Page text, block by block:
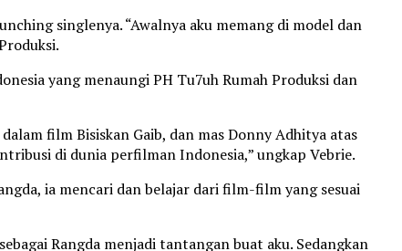
singlenya. “Awalnya aku memang di model dan
yang menaungi PH Tu7uh Rumah Produksi dan
film Bisiskan Gaib, dan mas Donny Adhitya atas
di dunia perfilman Indonesia,” ungkap Vebrie.
ia mencari dan belajar dari film-film yang sesuai
Rangda menjadi tantangan buat aku. Sedangkan